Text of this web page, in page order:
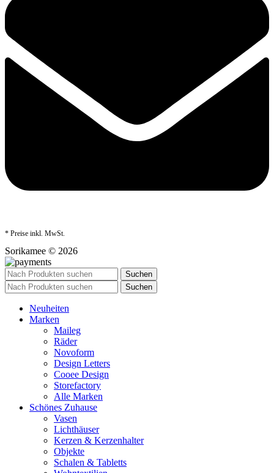
* Preise inkl. MwSt.
Sorikamee © 2026
Suchen
Suchen
Neuheiten
Marken
Maileg
Räder
Novoform
Design Letters
Cooee Design
Storefactory
Alle Marken
Schönes Zuhause
Vasen
Lichthäuser
Kerzen & Kerzenhalter
Objekte
Schalen & Tabletts